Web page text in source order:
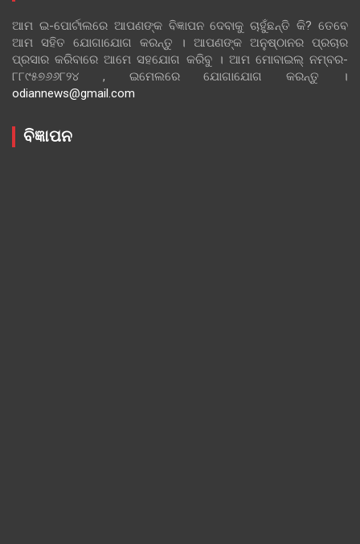
ଆମ ଇ-ପୋର୍ଟାଲରେ ଆପଣଙ୍କ ବିଜ୍ଞାପନ ଦେବାକୁ ଚାହୁଁଛନ୍ତି କି? ତେବେ
ଆମ ସହିତ ଯୋଗାଯୋଗ କରନ୍ତୁ । ଆପଣଙ୍କ ଅନୁଷ୍ଠାନର ପ୍ରଚାର
ପ୍ରସାର କରିବାରେ ଆମେ ସହଯୋଗ କରିବୁ । ଆମ ମୋବାଇଲ୍ ନମ୍ବର-
୮୮୯୫୭୬୬୮୨୪ , ଇମେଲରେ ଯୋଗାଯୋଗ କରନ୍ତୁ ।
odiannews@gmail.com
ବିଜ୍ଞାପନ